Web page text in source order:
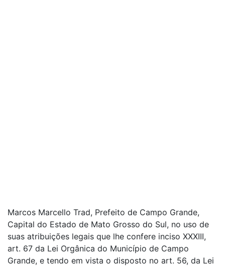
Marcos Marcello Trad, Prefeito de Campo Grande,
Capital do Estado de Mato Grosso do Sul, no uso de
suas atribuições legais que lhe confere inciso XXXIII,
art. 67 da Lei Orgânica do Município de Campo
Grande, e tendo em vista o disposto no art. 56, da Lei